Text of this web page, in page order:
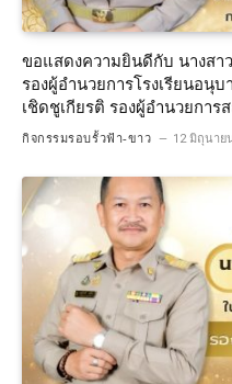
ขอแสดงความยินดีกับ นางส
รองผู้อำนวยการโรงเรียนอนุ
เชิดชูเกียรติ รองผู้อำนวยการ
กิจกรรมรอบรั้วฟ้า-ขาว 12 มิถุนาย